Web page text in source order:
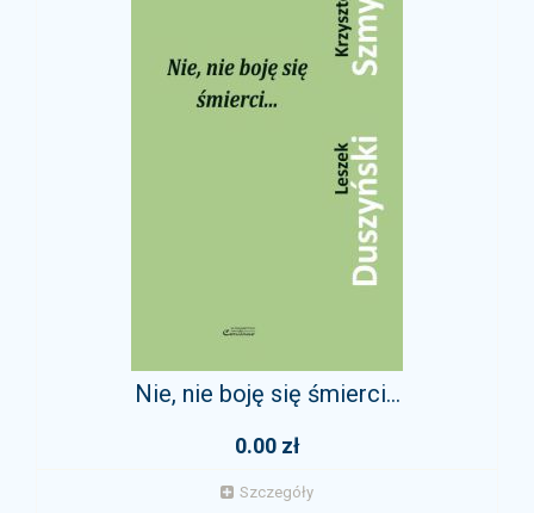
Nie, nie boję się śmierci...
0.00 zł
Szczegóły